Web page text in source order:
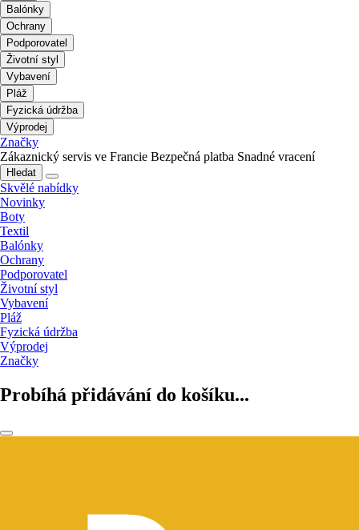
Balónky
Ochrany
Podporovatel
Životní styl
Vybavení
Pláž
Fyzická údržba
Výprodej
Značky
Zákaznický servis ve Francie Bezpečná platba Snadné vracení
Hledat
Skvělé nabídky
Novinky
Boty
Textil
Balónky
Ochrany
Podporovatel
Životní styl
Vybavení
Pláž
Fyzická údržba
Výprodej
Značky
Probíhá přidávání do košíku...